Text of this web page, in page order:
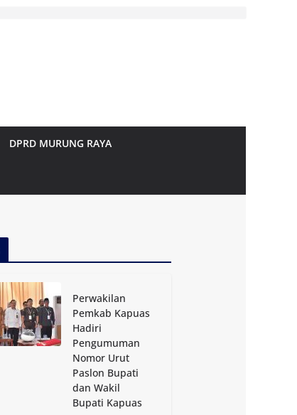
DPRD MURUNG RAYA
Perwakilan
Pemkab Kapuas
Hadiri
Pengumuman
Nomor Urut
Paslon Bupati
dan Wakil
Bupati Kapuas